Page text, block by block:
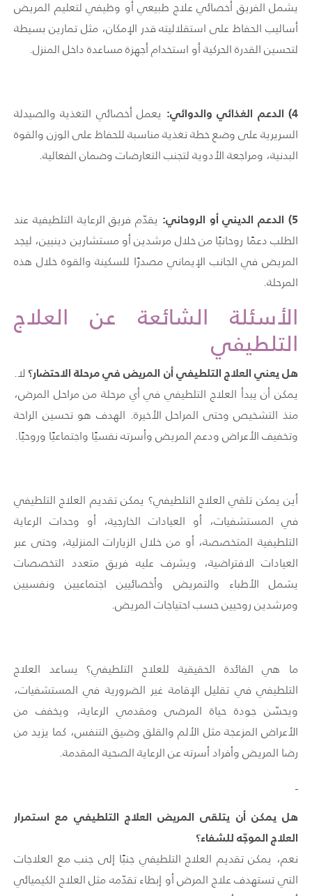
يشمل الفريق أخصائي علاج طبيعي أو وظيفي لتعليم المريض
أساليب الحفاظ على استقلاليته قدر الإمكان، مثل تمارين بسيطة
لتحسين القدرة الحركية أو استخدام أجهزة مساعدة داخل المنزل.
4) الدعم الغذائي والدوائي: يعمل أخصائي التغذية والصيدلة
السريرية على وضع خطة تغذية مناسبة للحفاظ على الوزن والقوة
البدنية، ومراجعة الأدوية لتجنب التعارضات وضمان الفعالية.
5) الدعم الديني أو الروحاني: يقدّم فريق الرعاية التلطيفية عند
الطلب دعمًا روحانيًا من خلال مرشدين أو مستشارين دينيين، ليجد
المريض في الجانب الإيماني مصدرًا للسكينة والقوة خلال هذه
المرحلة.
الأسئلة الشائعة عن العلاج
التلطيفي
هل يعني العلاج التلطيفي أن المريض في مرحلة الاحتضار؟ لا.
يمكن أن يبدأ العلاج التلطيفي في أي مرحلة من مراحل المرض،
منذ التشخيص وحتى المراحل الأخيرة. الهدف هو تحسين الراحة
وتخفيف الأعراض ودعم المريض وأسرته نفسيًا واجتماعيًا وروحيًا.
أين يمكن تلقي العلاج التلطيفي؟ يمكن تقديم العلاج التلطيفي
في المستشفيات، أو العيادات الخارجية، أو وحدات الرعاية
التلطيفية المتخصصة، أو من خلال الزيارات المنزلية، وحتى عبر
العيادات الافتراضية، ويشرف عليه فريق متعدد التخصصات
يشمل الأطباء والتمريض وأخصائيين اجتماعيين ونفسيين
ومرشدين روحيين حسب احتياجات المريض.
ما هي الفائدة الحقيقية للعلاج التلطيفي؟ يساعد العلاج
التلطيفي في تقليل الإقامة غير الضرورية في المستشفيات،
ويحسّن جودة حياة المرضى ومقدمي الرعاية، ويخفف من
الأعراض المزعجة مثل الألم والقلق وضيق التنفس، كما يزيد من
رضا المريض وأفراد أسرته عن الرعاية الصحية المقدمة.
هل يمكن أن يتلقى المريض العلاج التلطيفي مع استمرار
العلاج الموجّه للشفاء؟
نعم، يمكن تقديم العلاج التلطيفي جنبًا إلى جنب مع العلاجات
التي تستهدف علاج المرض أو إبطاء تقدّمه مثل العلاج الكيميائي